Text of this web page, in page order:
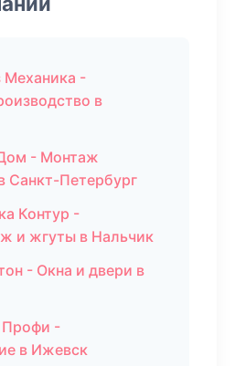
-
в
- Монтаж
Санкт-Петербург
Контур -
и жгуты в Нальчик
- Окна и двери в
Профи -
в Ижевск